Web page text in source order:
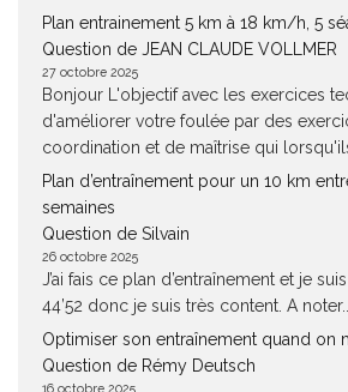
Plan entrainement 5 km à 18 km/h, 5
Question de JEAN CLAUDE VOLLMER
27 octobre 2025
Bonjour L'objectif avec les exercices
d'améliorer votre foulée par des
coordination et de maîtrise qui
Plan d’entraînement pour un 10 km
semaines
Question de Silvain
26 octobre 2025
J’ai fais ce plan d’entraînement et je
44’52 donc je suis très content. A noter...
Optimiser son entraînement quand on
Question de Rémy Deutsch
16 octobre 2025